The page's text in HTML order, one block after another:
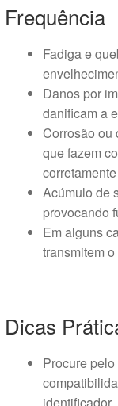
Frequência
Fadiga e
Danos por
danificam a
Corrosão ou
que fazem
Acúmulo de
provocando
Em alguns
transmitem
Dicas
Procure
identificador.